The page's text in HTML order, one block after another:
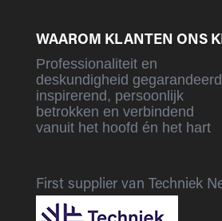
WAAROM KLANTEN ONS
Professionaliteit en
deskundigheid
inspirerend, persoonlijk
betrokken en verbindend
vanuit het hoofd én het hart
First supplier van Techniek